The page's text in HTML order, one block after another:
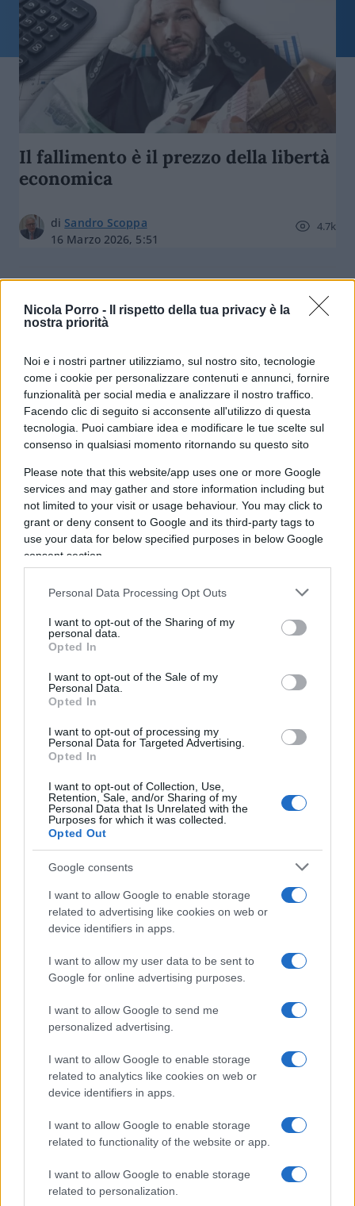
Nicola Porro -
Il rispetto della tua privacy è la
nostra priorità
Noi e i nostri partner utilizziamo, sul nostro sito, tecnologie
come i cookie per personalizzare contenuti e annunci, fornire
funzionalità per social media e analizzare il nostro traffico.
Facendo clic di seguito si acconsente all'utilizzo di questa
tecnologia. Puoi cambiare idea e modificare le tue scelte sul
consenso in qualsiasi momento ritornando su questo sito
Please note that this website/app uses one or more Google
services and may gather and store information including but
not limited to your visit or usage behaviour. You may click to
grant or deny consent to Google and its third-party tags to
use your data for below specified purposes in below Google
consent section.
Personal Data Processing Opt Outs
I want to opt-out of the Sharing of my
personal data.
Opted In
I want to opt-out of the Sale of my
Personal Data.
Opted In
I want to opt-out of processing my
Personal Data for Targeted Advertising.
Opted In
I want to opt-out of Collection, Use,
Retention, Sale, and/or Sharing of my
Personal Data that Is Unrelated with the
Purposes for which it was collected.
Opted Out
Google consents
I want to allow Google to enable storage
related to advertising like cookies on web or
device identifiers in apps.
I want to allow my user data to be sent to
Google for online advertising purposes.
I want to allow Google to send me
personalized advertising.
I want to allow Google to enable storage
related to analytics like cookies on web or
device identifiers in apps.
I want to allow Google to enable storage
related to functionality of the website or app.
I want to allow Google to enable storage
related to personalization.
Il fallimento è il prezzo della libertà
economica
di Sandro Scoppa
16 Marzo 2026, 5:51
4.7k
Quindici anni di Via Mises a
Soverato, un messaggio sempre più
attuale
20 Novembre 2025, 5:52
Mises e Hayek contro miti e idoli
imposti dallo scientismo
diMichele Marsonet
24 Ottobre 2024, 5:54
nicolaporro.it
La chiave del secolo (Corrado Ocone)